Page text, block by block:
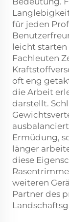
für jeden
leicht starten
Fachleuten
oft eng
die Arbeit
darstellt.
Ermüdung,
länger
diese
weiteren
Partner des